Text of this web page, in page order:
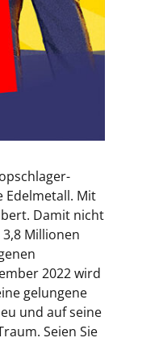
Edelmetall. Mit
Damit nicht
Millionen
2022 wird
gelungene
und auf seine
Seien Sie